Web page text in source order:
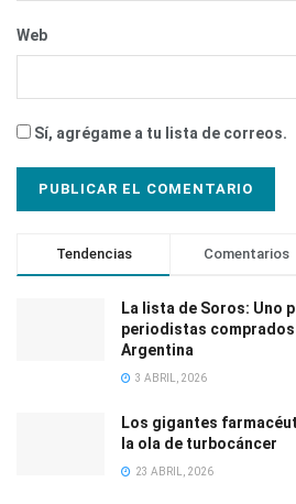
Web
Sí, agrégame a tu lista de correos.
Tendencias Comentarios
La lista de Soros: Uno
periodistas comprados
Argentina
3 ABRIL, 2026
Los gigantes
la ola de turbocáncer
23 ABRIL, 2026